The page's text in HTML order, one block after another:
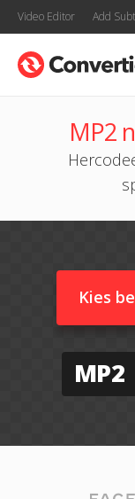
Video Editor Add
MP2
Kies
MP2